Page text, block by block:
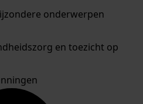
onderwerpen
en toezicht op